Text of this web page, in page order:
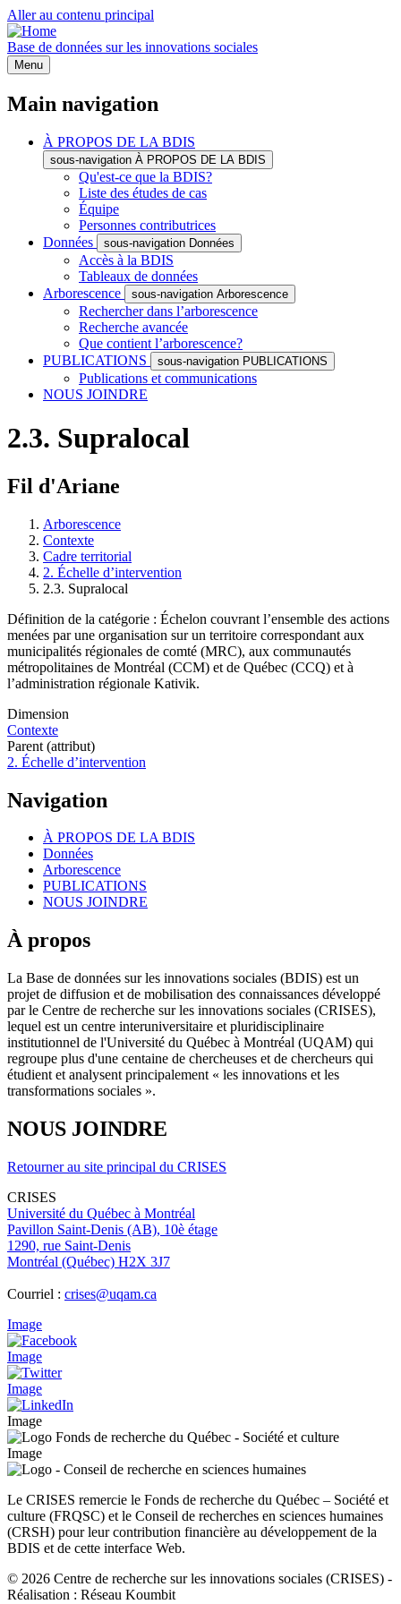
Aller au contenu principal
Base de données sur les innovations sociales
Menu
Main navigation
À PROPOS DE LA BDIS
sous-navigation À PROPOS DE LA BDIS
Qu'est-ce que la BDIS?
Liste des études de cas
Équipe
Personnes contributrices
Données
sous-navigation Données
Accès à la BDIS
Tableaux de données
Arborescence
sous-navigation Arborescence
Rechercher dans l’arborescence
Recherche avancée
Que contient l’arborescence?
PUBLICATIONS
sous-navigation PUBLICATIONS
Publications et communications
NOUS JOINDRE
2.3. Supralocal
Fil d'Ariane
Arborescence
Contexte
Cadre territorial
2. Échelle d’intervention
2.3. Supralocal
Définition de la catégorie : Échelon couvrant l’ensemble des actions
menées par une organisation sur un territoire correspondant aux
municipalités régionales de comté (MRC), aux communautés
métropolitaines de Montréal (CCM) et de Québec (CCQ) et à
l’administration régionale Kativik.
Dimension
Contexte
Parent (attribut)
2. Échelle d’intervention
Navigation
À PROPOS DE LA BDIS
Données
Arborescence
PUBLICATIONS
NOUS JOINDRE
À propos
La Base de données sur les innovations sociales (BDIS) est un
projet de diffusion et de mobilisation des connaissances développé
par le Centre de recherche sur les innovations sociales (CRISES),
lequel est un centre interuniversitaire et pluridisciplinaire
institutionnel de l'Université du Québec à Montréal (UQAM) qui
regroupe plus d'une centaine de chercheuses et de chercheurs qui
étudient et analysent principalement « les innovations et les
transformations sociales ».
NOUS JOINDRE
Retourner au site principal du CRISES
CRISES
Université du Québec à Montréal
Pavillon Saint-Denis (AB), 10è étage
1290, rue Saint-Denis
Montréal (Québec) H2X 3J7
Courriel : crises@uqam.ca
Image
Image
Image
Image
Image
Le CRISES remercie le Fonds de recherche du Québec – Société et
culture (FRQSC) et le Conseil de recherches en sciences humaines
(CRSH) pour leur contribution financière au développement de la
BDIS et de cette interface Web.
© 2026 Centre de recherche sur les innovations sociales (CRISES) -
Réalisation : Réseau Koumbit